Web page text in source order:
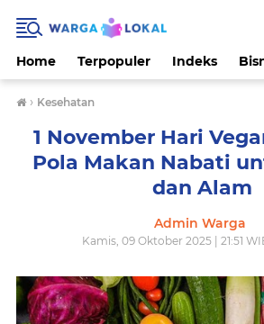
Home Terpopuler Indeks
› Kesehatan
1 November Hari
Pola Makan Nabati
dan Alam
Admin Warga
Kamis, 09 Oktober 2025 | 21:51